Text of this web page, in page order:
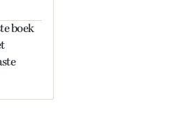
boek